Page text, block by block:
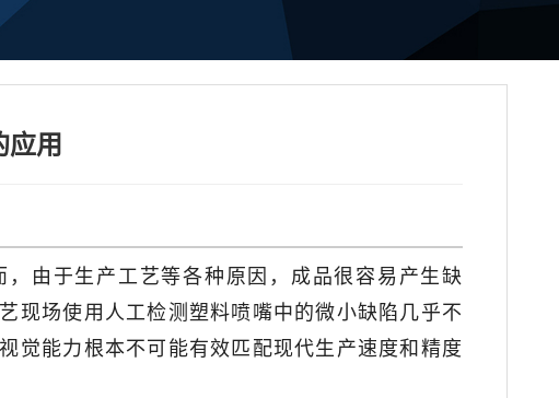
用
由于生产工艺等各种原因，成品很容易产生缺
现场使用人工检测塑料喷嘴中的微小缺陷几乎不
觉能力根本不可能有效匹配现代生产速度和精度